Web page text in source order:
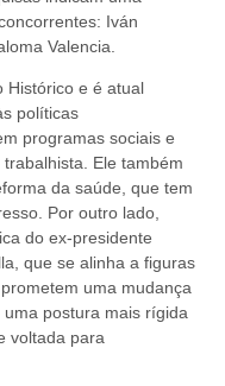
Iván
Valencia.
Histórico e é atual
políticas
programas sociais e
Ele também
da saúde, que tem
Por outro lado,
do ex-presidente
que se alinha a figuras
uma mudança
postura mais rígida
voltada para